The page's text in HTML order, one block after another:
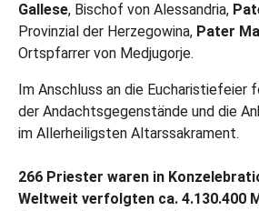
Gallese, Bischof von Alessandria,
Provinzial der Herzegowina, Pater
Ortspfarrer von Medjugorje.
Im Anschluss an die Eucharistiefeier
der Andachtsgegenstände und die
im Allerheiligsten Altarssakrament.
266 Priester waren in
Weltweit verfolgten ca. 4.130.400